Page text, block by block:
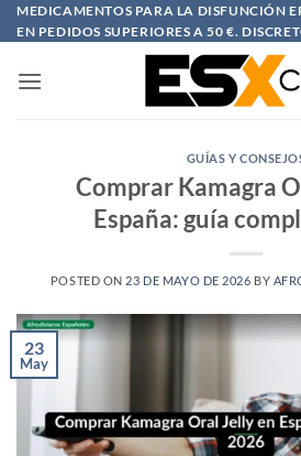
Saltar
al
MEDICAMENTOS PARA LA DISFUNCIÓN
EN PEDIDOS SUPERIORES A 50 €.
GUÍAS Y
Comprar Kamagra
España: guía
POSTED ON 23 DE MAYO DE 2026 BY
23
May